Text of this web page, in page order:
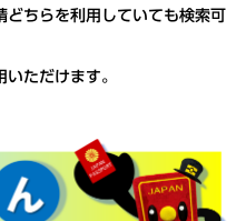
ちらを利用していても検索可
ただけます。